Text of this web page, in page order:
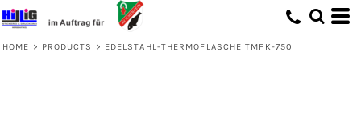
HOME > PRODUCTS > EDELSTAHL-THERMOFLASCHE TMFK-750